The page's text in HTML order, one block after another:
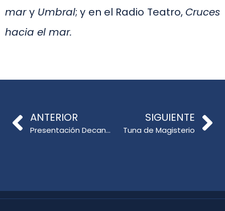
mary Umbral; y en el Radio Teatro, Cruces
hacia el mar.
ANTERIOR
Presentación Decano en Cámara de Diputados
SIGUIENTE
Tuna de Magisterio